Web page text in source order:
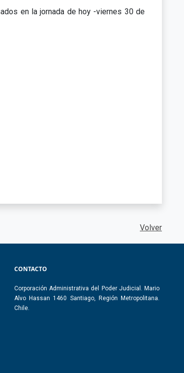
en la jornada de hoy -viernes 30 de
Volver
CONTACTO
Corporación Administrativa del Poder Judicial. Mario
Alvo Hassan 1460 Santiago, Región Metropolitana.
Chile.